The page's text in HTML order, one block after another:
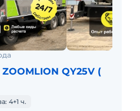
QY25V (
4+1 ч.